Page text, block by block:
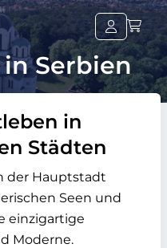
in Serbien
in
Städten
der Hauptstadt
Seen und
einzigartige
Moderne.